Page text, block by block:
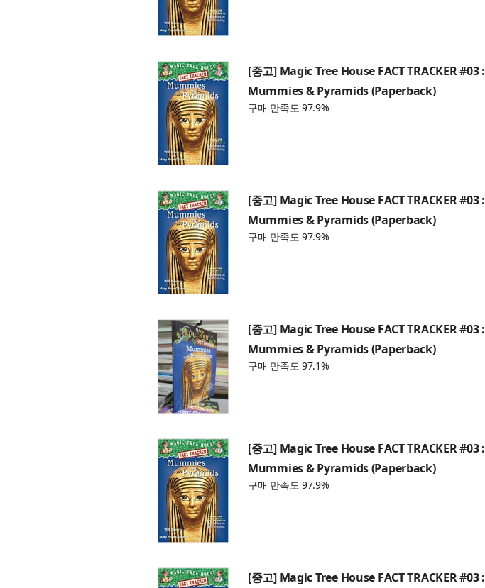
[중고] Magic Tree House FACT TRACKER #03 :
Mummies & Pyramids (Paperback)
구매 만족도 97.9%
[중고] Magic Tree House FACT TRACKER #03 :
Mummies & Pyramids (Paperback)
구매 만족도 97.9%
[중고] Magic Tree House FACT TRACKER #03 :
Mummies & Pyramids (Paperback)
구매 만족도 97.1%
[중고] Magic Tree House FACT TRACKER #03 :
Mummies & Pyramids (Paperback)
구매 만족도 97.9%
[중고] Magic Tree House FACT TRACKER #03 :